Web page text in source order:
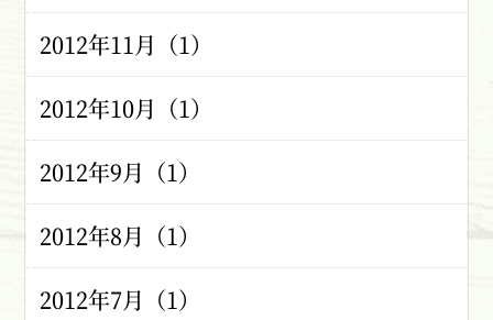
2012年11月（1）
2012年10月（1）
2012年9月（1）
2012年8月（1）
2012年7月（1）